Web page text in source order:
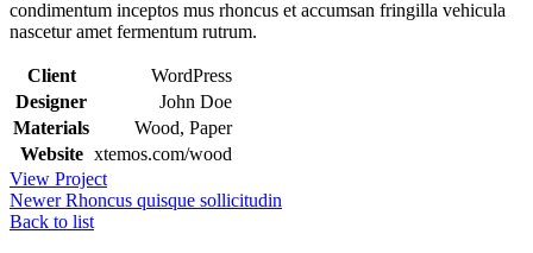
condimentum inceptos mus rhoncus et accumsan fringilla vehicula
nascetur amet fermentum rutrum.
Client
WordPress
Designer
John Doe
Materials
Wood, Paper
Website xtemos.com/wood
View Project
Newer Rhoncus quisque sollicitudin
Back to list